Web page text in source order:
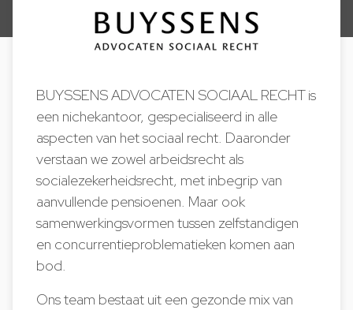
BUYSSENS ADVOCATEN SOCIAAL RECHT is
een nichekantoor, gespecialiseerd in alle
aspecten van het sociaal recht. Daaronder
verstaan we zowel arbeidsrecht als
socialezekerheidsrecht, met inbegrip van
aanvullende pensioenen. Maar ook
samenwerkingsvormen tussen zelfstandigen
en concurrentieproblematieken komen aan
bod.
Ons team bestaat uit een gezonde mix van